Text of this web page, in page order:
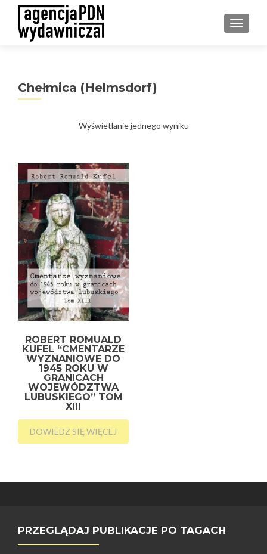
Chełmica (Helmsdorf)
Wyświetlanie jednego wyniku
ROBERT ROMUALD
KUFEL “CMENTARZE
WYZNANIOWE DO
1945 ROKU W
GRANICACH
WOJEWÓDZTWA
LUBUSKIEGO” TOM
XIII
DOWIEDZ SIĘ WIĘCEJ
PRZEGLĄDAJ PUBLIKACJE PO TAGACH